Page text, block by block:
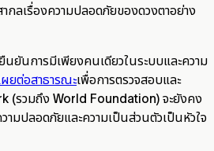
กลเรื่องความปลอดภัยของดวงตาอย่าง
นยันการมีเพียงคนเดียวในระบบและความ
ผยต่อสาธารณะเพื่อการตรวจสอบและ
(รวมถึง World Foundation) จะยังคง
ามปลอดภัยและความเป็นส่วนตัวเป็นหัวใจ